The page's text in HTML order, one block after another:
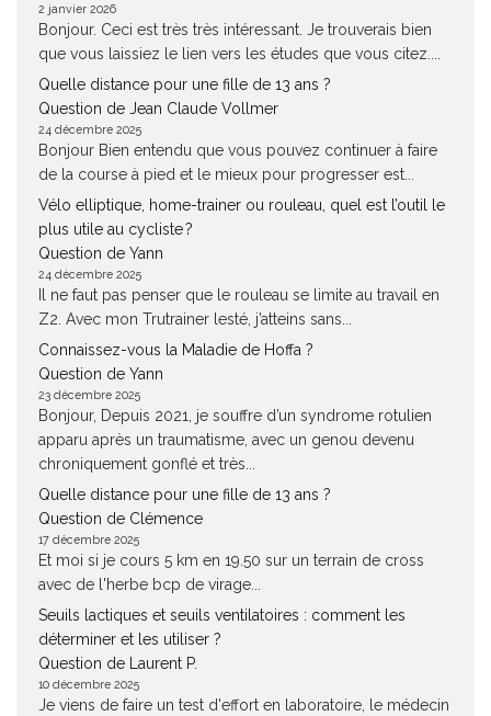
2 janvier 2026
Bonjour. Ceci est très très intéressant. Je trouverais bien
que vous laissiez le lien vers les études que vous citez....
Quelle distance pour une fille de 13 ans ?
Question de Jean Claude Vollmer
24 décembre 2025
Bonjour Bien entendu que vous pouvez continuer à faire
de la course à pied et le mieux pour progresser est...
Vélo elliptique, home-trainer ou rouleau, quel est l’outil le
plus utile au cycliste ?
Question de Yann
24 décembre 2025
Il ne faut pas penser que le rouleau se limite au travail en
Z2. Avec mon Trutrainer lesté, j’atteins sans...
Connaissez-vous la Maladie de Hoffa ?
Question de Yann
23 décembre 2025
Bonjour, Depuis 2021, je souffre d’un syndrome rotulien
apparu après un traumatisme, avec un genou devenu
chroniquement gonflé et très...
Quelle distance pour une fille de 13 ans ?
Question de Clémence
17 décembre 2025
Et moi si je cours 5 km en 19.50 sur un terrain de cross
avec de l'herbe bcp de virage...
Seuils lactiques et seuils ventilatoires : comment les
déterminer et les utiliser ?
Question de Laurent P.
10 décembre 2025
Je viens de faire un test d'effort en laboratoire, le médecin